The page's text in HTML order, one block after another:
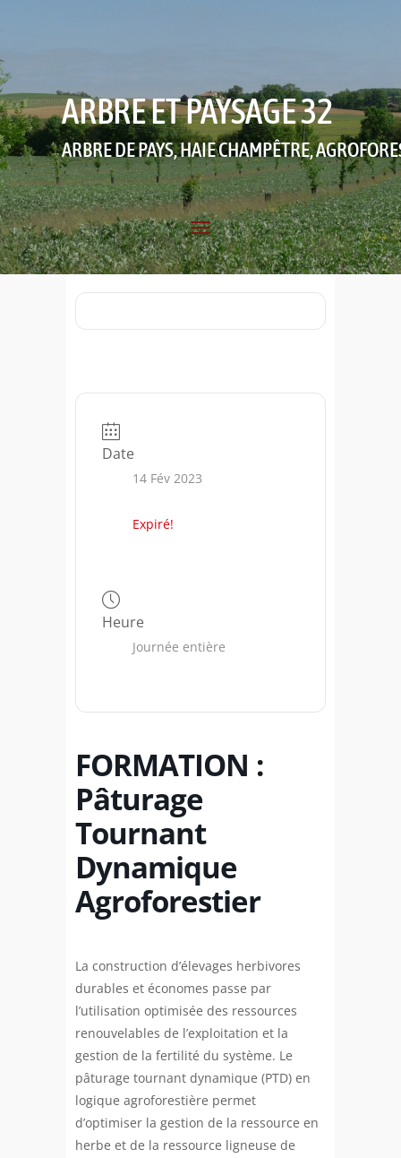
ARBRE ET PAYSAGE 32
ARBRE DE PAYS, HAIE CHAMPÊTRE,
Date
14 Fév 2023
Expiré!
Heure
Journée entière
FORMATION :
Pâturage
Tournant
Dynamique
Agroforestier
La construction d’élevages herbivores
durables et économes passe par
l’utilisation optimisée des ressources
renouvelables de l’exploitation et la
gestion de la fertilité du système. Le
pâturage tournant dynamique (PTD) en
logique agroforestière permet
d’optimiser la gestion de la ressource en
herbe et de la ressource ligneuse de